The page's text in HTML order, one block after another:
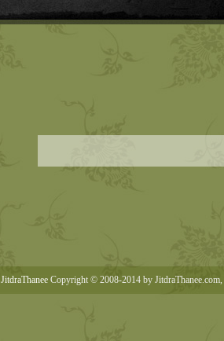
JitdraThanee Copyright © 2008-2014 by